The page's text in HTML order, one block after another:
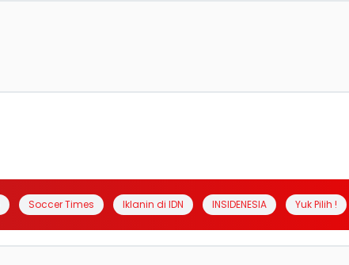
Soccer Times Iklanin di IDN INSIDENESIA Yuk Pilih !